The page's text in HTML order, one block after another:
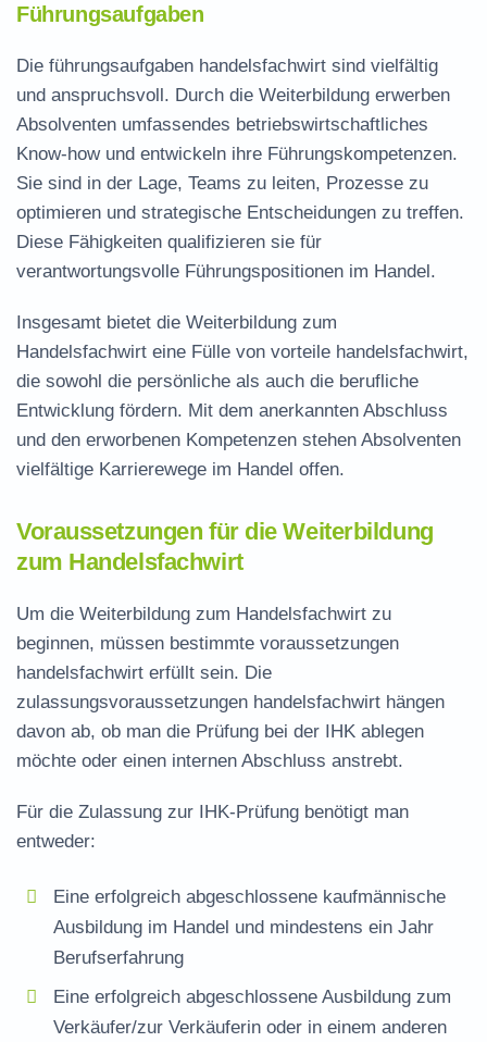
Führungsaufgaben
Die führungsaufgaben handelsfachwirt sind vielfältig
und anspruchsvoll. Durch die Weiterbildung erwerben
Absolventen umfassendes betriebswirtschaftliches
Know-how und entwickeln ihre Führungskompetenzen.
Sie sind in der Lage, Teams zu leiten, Prozesse zu
optimieren und strategische Entscheidungen zu treffen.
Diese Fähigkeiten qualifizieren sie für
verantwortungsvolle Führungspositionen im Handel.
Insgesamt bietet die Weiterbildung zum
Handelsfachwirt eine Fülle von vorteile handelsfachwirt,
die sowohl die persönliche als auch die berufliche
Entwicklung fördern. Mit dem anerkannten Abschluss
und den erworbenen Kompetenzen stehen Absolventen
vielfältige Karrierewege im Handel offen.
Voraussetzungen für die Weiterbildung
zum Handelsfachwirt
Um die Weiterbildung zum Handelsfachwirt zu
beginnen, müssen bestimmte voraussetzungen
handelsfachwirt erfüllt sein. Die
zulassungsvoraussetzungen handelsfachwirt hängen
davon ab, ob man die Prüfung bei der IHK ablegen
möchte oder einen internen Abschluss anstrebt.
Für die Zulassung zur IHK-Prüfung benötigt man
entweder:
Eine erfolgreich abgeschlossene kaufmännische
Ausbildung im Handel und mindestens ein Jahr
Berufserfahrung
Eine erfolgreich abgeschlossene Ausbildung zum
Verkäufer/zur Verkäuferin oder in einem anderen